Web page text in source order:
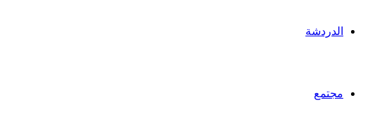
الدردشة
مجتمع